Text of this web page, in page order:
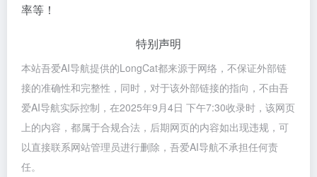
率等！
特别声明
本站吾爱AI导航提供的LongCat都来源于网络，不保证外部链
接的准确性和完整性，同时，对于该外部链接的指向，不由吾
爱AI导航实际控制，在2025年9月4日 下午7:30收录时，该网页
上的内容，都属于合规合法，后期网页的内容如出现违规，可
以直接联系网站管理员进行删除，吾爱AI导航不承担任何责
任。